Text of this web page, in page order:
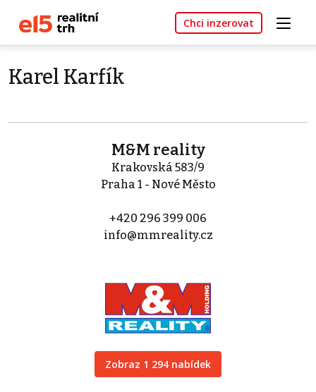
Chci inzerovat
Karel Karfík
M&M reality
Krakovská 583/9
Praha 1 - Nové Město
+420 296 399 006
info@mmreality.cz
Zobraz 1 294 nabídek